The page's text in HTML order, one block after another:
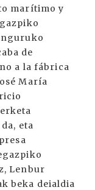
marítimo y
de
a la fábrica
María
eta
Lenbur
beka deialdia